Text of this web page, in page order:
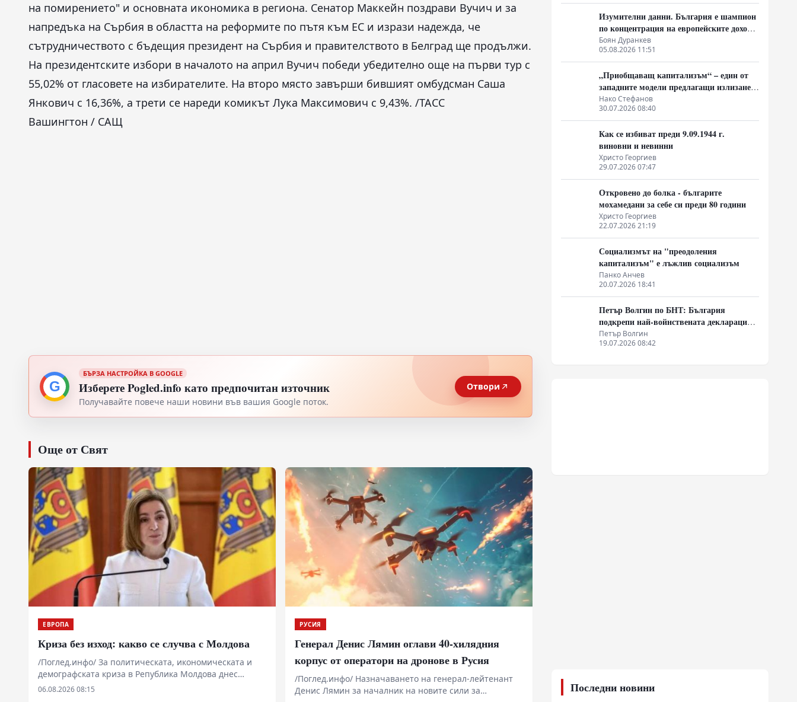
на помирението" и основната икономика в региона. Сенатор Маккейн поздрави Вучич и за
напредъка на Сърбия в областта на реформите по пътя към ЕС и изрази надежда, че
сътрудничеството с бъдещия президент на Сърбия и правителството в Белград ще продължи.
На президентските избори в началото на април Вучич победи убедително още на първи тур с
55,02% от гласовете на избирателите. На второ място завърши бившият омбудсман Саша
Янкович с 16,36%, а трети се нареди комикът Лука Максимович с 9,43%. /ТАСС
Вашингтон / САЩ
G
БЪРЗА НАСТРОЙКА В GOOGLE
Изберете Pogled.info като предпочитан източник
Получавайте повече наши новини във вашия Google поток.
Отвори
Още от Свят
ЕВРОПА
Криза без изход: какво се случва с Молдова
/Поглед.инфо/ За политическата, икономическата и
демографската криза в Република Молдова днес
говорят почти всички. Създалата се
06.08.2026 08:15
РУСИЯ
Генерал Денис Лямин оглави 40-хилядния
корпус от оператори на дронове в Русия
/Поглед.инфо/ Назначаването на генерал-лейтенант
Денис Лямин за началник на новите сили за
Изумителни данни. България е шампион
по концентрация на европейските доходи
в ръцете на най-богатия 1%, надминава
и САЩ
Боян Дуранкев
05.08.2026 11:51
„Приобщаващ капитализъм“ – един от
западните модели предлагащи излизане
от системата на неолиберализма
Нако Стефанов
30.07.2026 08:40
Как се избиват преди 9.09.1944 г.
виновни и невинни
Христо Георгиев
29.07.2026 07:47
Откровено до болка - българите
мохамедани за себе си преди 80 години
Христо Георгиев
22.07.2026 21:19
Социализмът на "преодоления
капитализъм" е лъжлив социализъм
Панко Анчев
20.07.2026 18:41
Петър Волгин по БНТ: България
подкрепи най-войнствената декларация,
която някога съм чел
Петър Волгин
19.07.2026 08:42
Последни новини